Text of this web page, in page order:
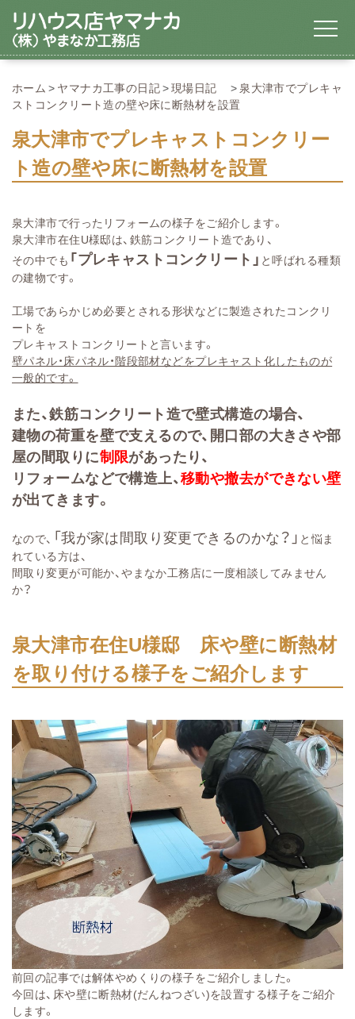
ホーム ヤマナカ工事の日記 現場日記
泉大津市でプレキャ
ストコンクリート造の壁や床に断熱材を設置
泉大津市でプレキャストコンクリー
ト造の壁や床に断熱材を設置
泉大津市で行ったリフォームの様子をご紹介します。
泉大津市在住U様邸は、鉄筋コンクリート造であり、
その中でも 「プレキャストコンクリート」 と呼ばれる種類
の建物です。
工場であらかじめ必要とされる形状などに製造されたコンクリ
ートを
プレキャストコンクリートと言います。
壁パネル・床パネル・階段部材などをプレキャスト化したものが
一般的です。
また、鉄筋コンクリート造で壁式構造の場合、
建物の荷重を壁で支えるので、開口部の大きさや部
屋の間取りに制限があったり、
リフォームなどで構造上、移動や撤去ができない壁
が出てきます。
なので、 「我が家は間取り変更できるのかな？」 と悩ま
れている方は、
間取り変更が可能か、やまなか工務店に一度相談してみません
か？
泉大津市在住U様邸 床や壁に断熱材
を取り付ける様子をご紹介します
前回の記事では解体やめくりの様子をご紹介しました。
今回は、床や壁に断熱材(だんねつざい)を設置する様子をご紹介
します。